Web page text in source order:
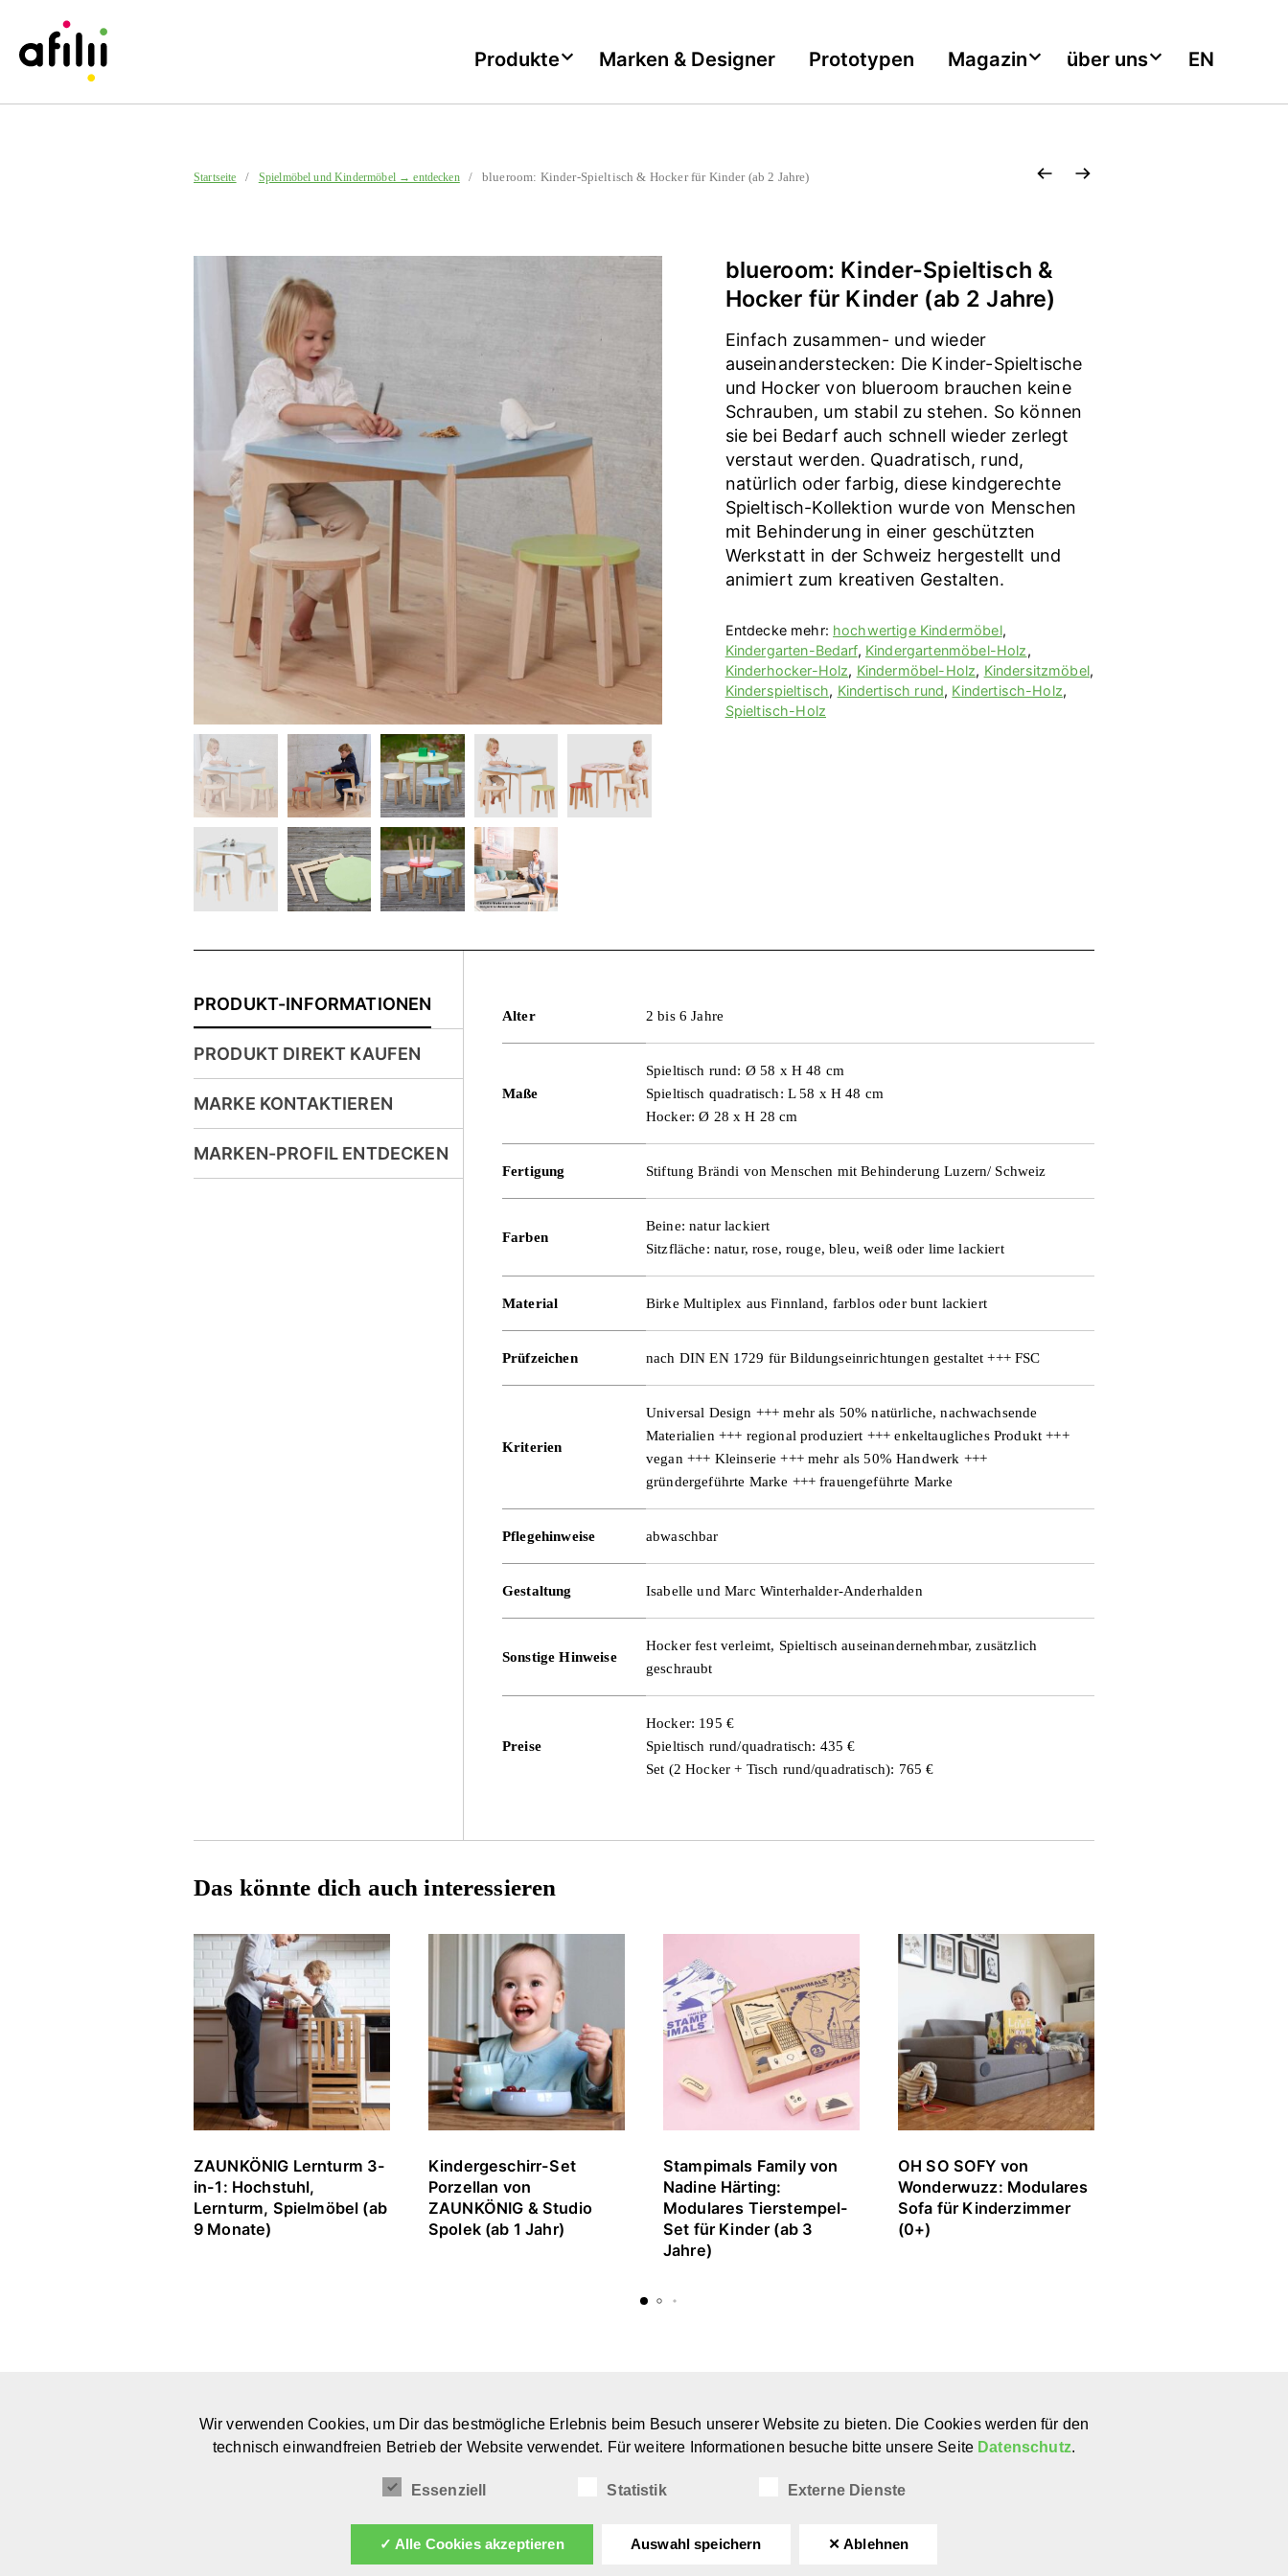
Produkte Marken & Designer Prototypen Magazin über uns EN
Startseite / Spielmöbel und Kindermöbel → entdecken/ blueroom: Kinder-Spieltisch & Hocker für Kinder (ab 2 Jahre)
blueroom: Kinder-Spieltisch &
Hocker für Kinder (ab 2 Jahre)
Einfach zusammen- und wieder
auseinanderstecken: Die Kinder-Spieltische
und Hocker von blueroom brauchen keine
Schrauben, um stabil zu stehen. So können
sie bei Bedarf auch schnell wieder zerlegt
verstaut werden. Quadratisch, rund,
natürlich oder farbig, diese kindgerechte
Spieltisch-Kollektion wurde von Menschen
mit Behinderung in einer geschützten
Werkstatt in der Schweiz hergestellt und
animiert zum kreativen Gestalten.
Entdecke mehr: hochwertige Kindermöbel,
Kindergarten-Bedarf, Kindergartenmöbel-Holz,
Kinderhocker-Holz, Kindermöbel-Holz, Kindersitzmöbel,
Kinderspieltisch, Kindertisch rund, Kindertisch-Holz,
Spieltisch-Holz
PRODUKT-INFORMATIONEN
PRODUKT DIREKT KAUFEN
MARKE KONTAKTIEREN
MARKEN-PROFIL ENTDECKEN
Alter 2 bis 6 Jahre
Maße
Spieltisch rund: Ø 58 x H 48 cm
Spieltisch quadratisch: L 58 x H 48 cm
Hocker: Ø 28 x H 28 cm
Fertigung Stiftung Brändi von Menschen mit Behinderung Luzern/ Schweiz
Farben
Beine: natur lackiert
Sitzfläche: natur, rose, rouge, bleu, weiß oder lime lackiert
Material Birke Multiplex aus Finnland, farblos oder bunt lackiert
Prüfzeichen nach DIN EN 1729 für Bildungseinrichtungen gestaltet +++ FSC
Kriterien
Universal Design +++ mehr als 50% natürliche, nachwachsende
Materialien +++ regional produziert +++ enkeltaugliches Produkt +++
vegan +++ Kleinserie +++ mehr als 50% Handwerk +++
gründergeführte Marke +++ frauengeführte Marke
Pflegehinweise abwaschbar
Gestaltung Isabelle und Marc Winterhalder-Anderhalden
Sonstige Hinweise
Hocker fest verleimt, Spieltisch auseinandernehmbar, zusätzlich
geschraubt
Preise
Hocker: 195 €
Spieltisch rund/quadratisch: 435 €
Set (2 Hocker + Tisch rund/quadratisch): 765 €
Das könnte dich auch interessieren
ZAUNKÖNIG Lernturm 3-
in-1: Hochstuhl,
Lernturm, Spielmöbel (ab
9 Monate)
Kindergeschirr-Set
Porzellan von
ZAUNKÖNIG & Studio
Spolek (ab 1 Jahr)
Stampimals Family von
Nadine Härting:
Modulares Tierstempel-
Set für Kinder (ab 3
Jahre)
OH SO SOFY von
Wonderwuzz: Modulares
Sofa für Kinderzimmer
(0+)
PLATTFORM & COMMUNITY
Marken & Designer
Kreatives Spielzeug
Spiel- & Kindermöbel
Über uns
Newsletter
Datenschutz
E-Mail
Instagram
Wir verwenden Cookies, um Dir das bestmögliche Erlebnis beim Besuch unserer Website zu bieten. Die Cookies werden für den
technisch einwandfreien Betrieb der Website verwendet. Für weitere Informationen besuche bitte unsere Seite Datenschutz.
Essenziell Statistik Externe Dienste
✓ Alle Cookies akzeptieren Auswahl speichern ✕ Ablehnen